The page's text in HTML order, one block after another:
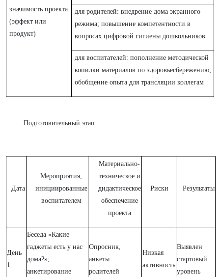
значимость проекта
(эффект или
продукт)
для родителей: внедрение дома экранного
режима; повышение компетентности в
вопросах цифровой гигиены дошкольников
для воспитателей: пополнение методической
копилки материалов по здоровьесбережению;
обобщение опыта для трансляции коллегам
Подготовительный этап:
Дата
Мероприятия,
инициированные
воспитателем
Материально-
техническое и
дидактическое
обеспечение
проекта
Риски Результаты
День
1
Беседа «Какие
гаджеты есть у нас
дома?»;
анкетирование
Опросник,
анкеты
родителей
Низкая
активность
Выявлен
стартовый
уровень